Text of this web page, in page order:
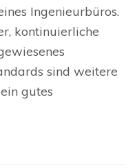
Ingenieurbüros.
kontinuierliche
sind weitere
gutes